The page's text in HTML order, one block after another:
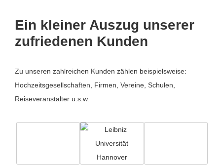
Ein kleiner Auszug unserer
zufriedenen Kunden
Zu unseren zahlreichen Kunden zählen beispielsweise:
Hochzeitsgesellschaften, Firmen, Vereine, Schulen,
Reiseveranstalter u.s.w.